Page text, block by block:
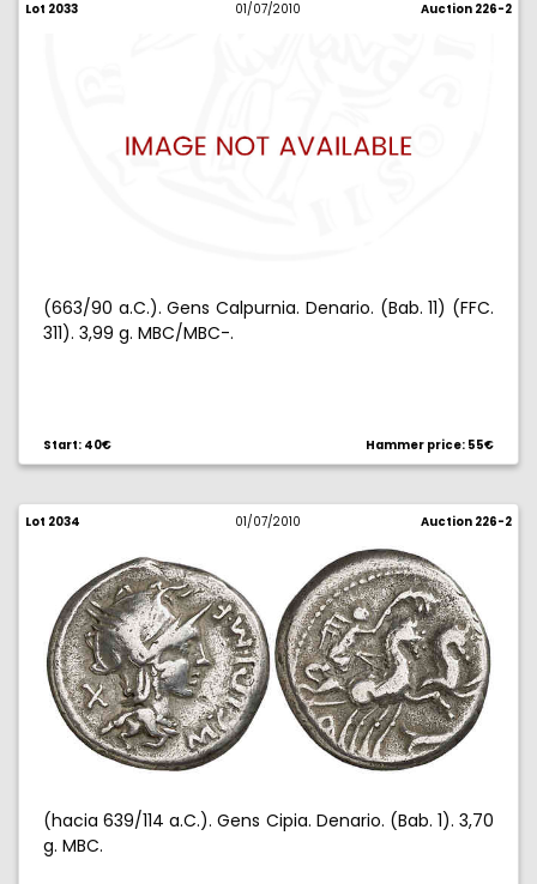
Lot 2033 01/07/2010 Auction 226-2
(663/90 a.C.). Gens Calpurnia. Denario. (Bab. 11) (FFC.
311). 3,99 g. MBC/MBC-.
Start: 40€ Hammer price: 55€
Lot 2034 01/07/2010 Auction 226-2
(hacia 639/114 a.C.). Gens Cipia. Denario. (Bab. 1). 3,70
g. MBC.